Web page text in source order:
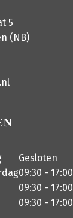
5
(NB)
Gesloten
09:30 - 17:00
09:30 - 17:00
09:30 - 17:00